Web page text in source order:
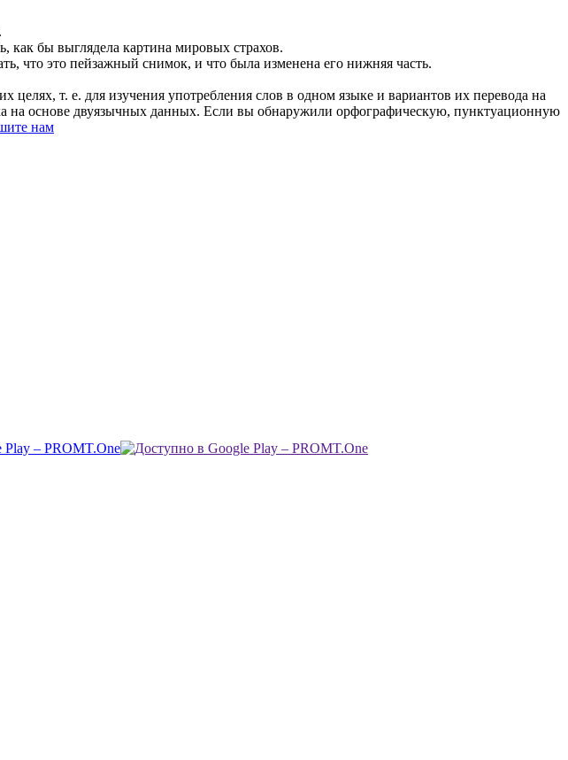
как бы выглядела картина мировых страхов.
что это пейзажный снимок, и что была изменена его нижняя часть.
т. е. для изучения употребления слов в одном языке и вариантов их перевода на
на основе двуязычных данных. Если вы обнаружили орфографическую, пунктуационную
нам